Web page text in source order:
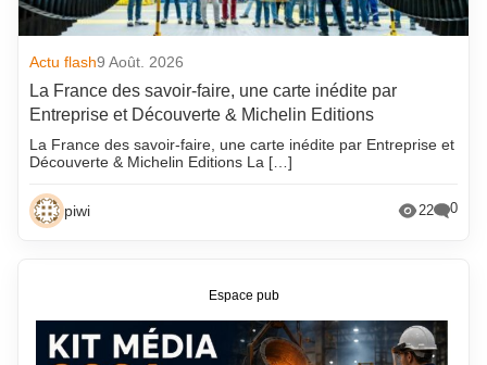
Actu flash9 Août. 2026
La France des savoir-faire, une carte inédite par
Entreprise et Découverte & Michelin Editions
La France des savoir-faire, une carte inédite par Entreprise et
Découverte & Michelin Editions La […]
piwi 22 0
Espace pub